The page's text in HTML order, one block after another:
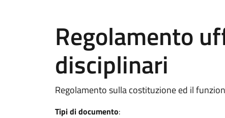
Regolamento
disciplinari
Regolamento sulla costituzione ed il
Tipi di documento: